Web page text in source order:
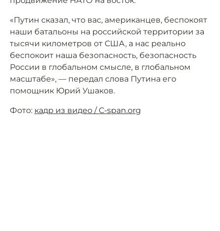
«Путин сказал, что вас, американцев, беспокоят
наши батальоны на российской территории за
тысячи километров от США, а нас реально
беспокоит наша безопасность, безопасность
России в глобальном смысле, в глобальном
масштабе», — передал слова Путина его
помощник Юрий Ушаков.
Фото: кадр из видео / С-span.org